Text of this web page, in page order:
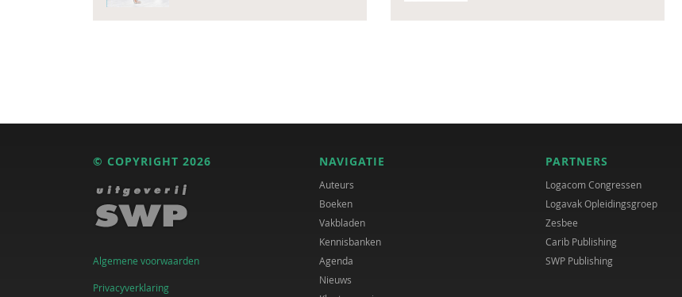
© COPYRIGHT 2026
Algemene voorwaarden
Privacyverklaring
NAVIGATIE
Auteurs
Boeken
Vakbladen
Kennisbanken
Agenda
Nieuws
PARTNERS
Logacom Congressen
Logavak Opleidingsgroep
Zesbee
Carib Publishing
SWP Publishing